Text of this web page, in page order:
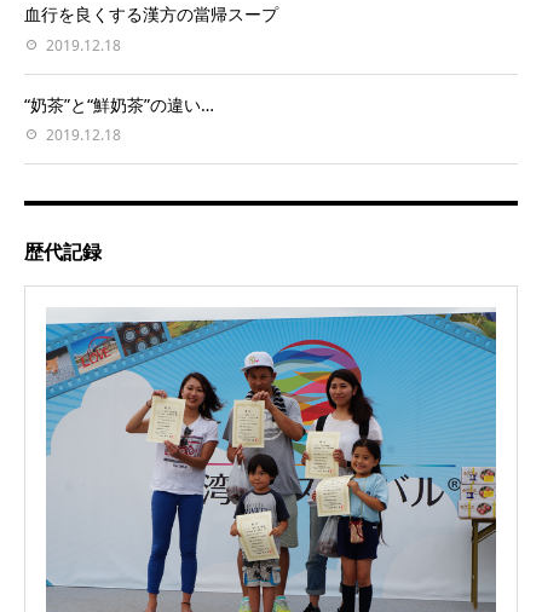
血行を良くする漢方の當帰スープ
2019.12.18
“奶茶”と“鮮奶茶”の違い…
2019.12.18
歴代記録